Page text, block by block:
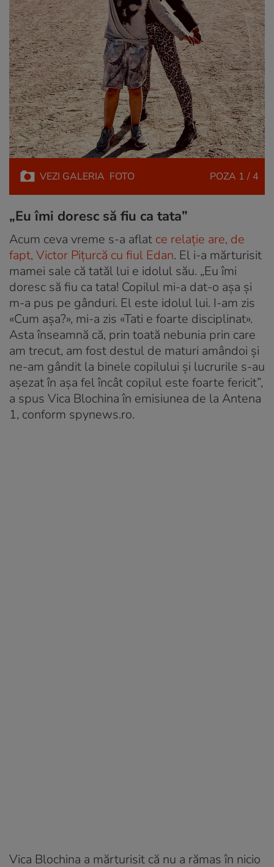
VEZI GALERIA FOTO POZA 1 / 4
„Eu îmi doresc să fiu ca tata”
Acum ceva vreme s-a aflat ce relație are, de
fapt, Victor Pițurcă cu fiul Edan. El i-a mărturisit
mamei sale că tatăl lui e idolul său. „Eu îmi
doresc să fiu ca tata! Copilul mi-a dat-o așa și
m-a pus pe gânduri. El este idolul lui. I-am zis
«Cum așa?», mi-a zis «Tati e foarte disciplinat».
Asta înseamnă că, prin toată nebunia prin care
am trecut, am fost destul de maturi amândoi și
ne-am gândit la binele copilului și lucrurile s-au
așezat în așa fel încât copilul este foarte fericit”,
a spus Vica Blochina în emisiunea de la Antena
1, conform spynews.ro.
Vica Blochina a mărturisit că nu a rămas în nicio